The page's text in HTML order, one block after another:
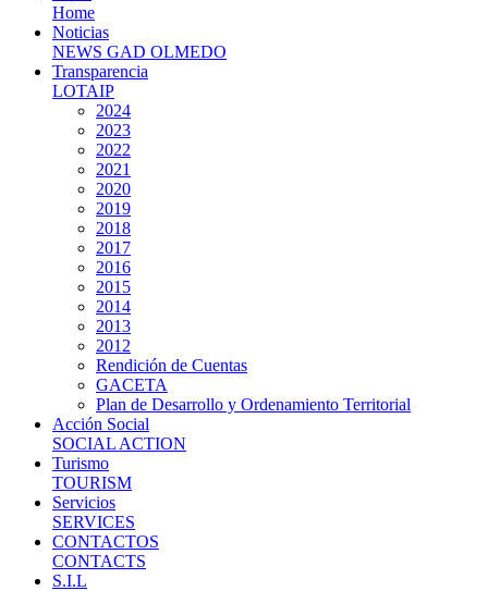
Home
Noticias
NEWS GAD OLMEDO
Transparencia
LOTAIP
2024
2023
2022
2021
2020
2019
2018
2017
2016
2015
2014
2013
2012
Rendición de Cuentas
GACETA
Plan de Desarrollo y Ordenamiento Territorial
Acción Social
SOCIAL ACTION
Turismo
TOURISM
Servicios
SERVICES
CONTACTOS
CONTACTS
S.I.L